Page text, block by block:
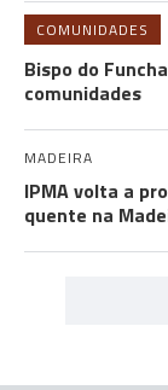
COMUNIDADES
Bispo do
comunidades
MADEIRA
IPMA volta a
quente na